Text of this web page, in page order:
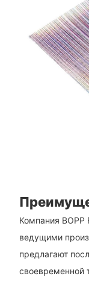
Компания BOPP
ведущими
предлагают
своевременной